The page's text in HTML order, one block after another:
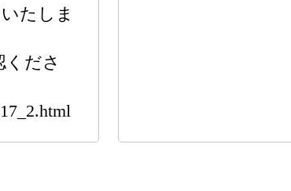
たしま
ださ